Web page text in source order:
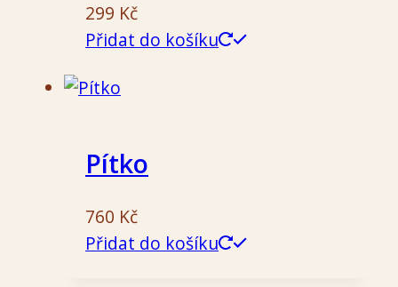
299 Kč
Přidat do košíku
Pítko
760 Kč
Přidat do košíku